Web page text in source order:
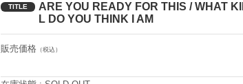
TITLE
ARE YOU READY FOR THIS / WHAT
L DO YOU THINK I AM
販売価格（税込）